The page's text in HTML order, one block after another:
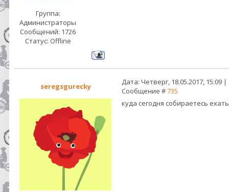
Группа:
Администраторы
Сообщений: 1726
Статус: Offline
seregsgurecky
Дата: Четверг, 18.05.2017, 15:09 |
Сообщение #735
куда сегодня собираетесь